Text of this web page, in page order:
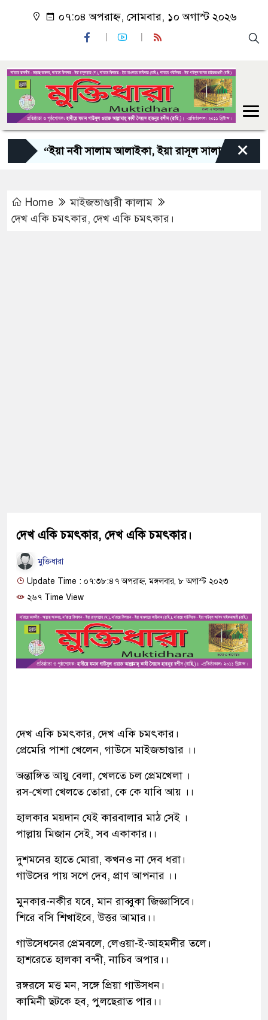
০৭:০৪ অপরাহ্ন, সোমবার, ১০ অগাস্ট ২০২৬
“ইয়া নবী সালাম আলাইকা, ইয়া রাসূল সালাম আলাইকা,
×
Home
মাইজভাণ্ডারী কালাম
দেখ একি চমৎকার, দেখ একি চমৎকার।
দেখ একি চমৎকার, দেখ একি চমৎকার।
মুক্তিধারা
Update Time : ০৭:৩৮:৪৭ অপরাহ্ন, মঙ্গলবার, ৮ অগাস্ট ২০২৩
২৬৭ Time View
দেখ একি চমৎকার, দেখ একি চমৎকার।
প্রেমেরি পাশা খেলেন, গাউসে মাইজভাণ্ডার ।।
অন্তাঙ্গিত আয়ু বেলা, খেলতে চল প্রেমখেলা ।
রস-খেলা খেলতে তোরা, কে কে যাবি আয় ।।
হালকার ময়দান যেই কারবালার মাঠ সেই ।
পাল্লায় মিজান সেই, সব একাকার।।
দুশমনের হাতে মোরা, কখনও না দেব ধরা।
গাউসের পায় সপে দেব, প্রাণ আপনার ।।
মুনকার-নকীর যবে, মান রাব্বুকা জিজ্ঞাসিবে।
শিরে বসি শিখাইবে, উত্তর আমার।।
গাউসেধনের প্রেমবলে, লেওয়া-ই-আহমদীর তলে।
হাশরেতে হালকা বন্দী, নাচিব অপার।।
রঙ্গরসে মত্ত মন, সঙ্গে প্রিয়া গাউসধন।
কামিনী ছটকে হব, পুলছেরাত পার।।